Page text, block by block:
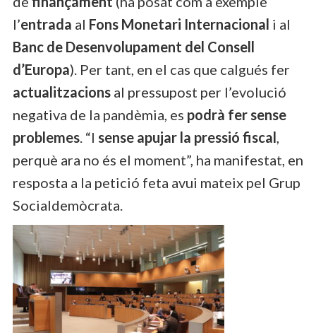
l’entrada al Fons Monetari Internacional i al
Banc de Desenvolupament del Consell
d’Europa). Per tant, en el cas que calgués fer
actualitzacions al pressupost per l’evolució
negativa de la pandèmia, es podrà fer sense
problemes. “I sense apujar la pressió fiscal,
perquè ara no és el moment”, ha manifestat, en
resposta a la petició feta avui mateix pel Grup
Socialdemòcrata.